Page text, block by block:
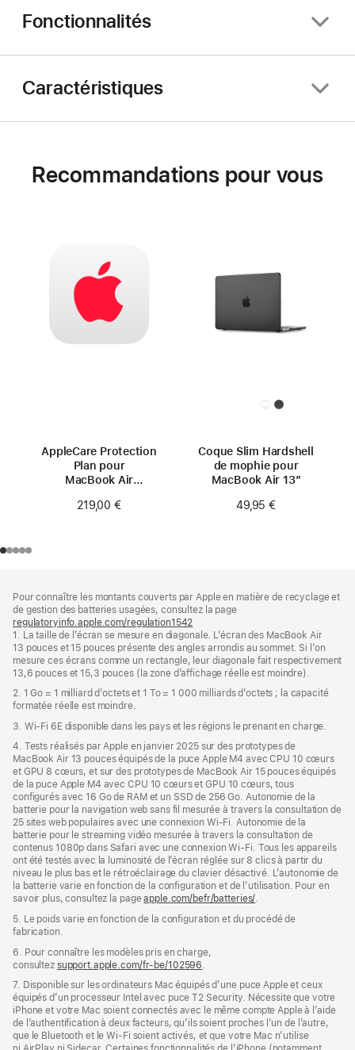
Fonctionnalités
Caractéristiques
Recommandations pour vous
AppleCare Protection
Plan pour
MacBook Air
219,00 €
Coque Slim Hardshell
de mophie pour
MacBook Air 13″
49,95 €
de
page
de
bas
de
page
Pour connaître les montants couverts par Apple en matière de recyclage et
de gestion des batteries usagées, consultez la page
regulatoryinfo.apple.com/regulation1542
dans
une
nouvelle
fenêtre)
1. La taille de l’écran se mesure en diagonale. L’écran des MacBook Air
13 pouces et 15 pouces présente des angles arrondis au sommet. Si l’on
mesure ces écrans comme un rectangle, leur diagonale fait respectivement
13,6 pouces et 15,3 pouces (la zone d’affichage réelle est moindre).
2. 1 Go = 1 milliard d’octets et 1 To = 1 000 milliards d’octets ; la capacité
formatée réelle est moindre.
3. Wi-Fi 6E disponible dans les pays et les régions le prenant en charge.
4. Tests réalisés par Apple en janvier 2025 sur des prototypes de
MacBook Air 13 pouces équipés de la puce Apple M4 avec CPU 10 cœurs
et GPU 8 cœurs, et sur des prototypes de MacBook Air 15 pouces équipés
de la puce Apple M4 avec CPU 10 cœurs et GPU 10 cœurs, tous
configurés avec 16 Go de RAM et un SSD de 256 Go. Autonomie de la
batterie pour la navigation web sans fil mesurée à travers la consultation de
25 sites web populaires avec une connexion Wi-Fi. Autonomie de la
batterie pour le streaming vidéo mesurée à travers la consultation de
contenus 1080p dans Safari avec une connexion Wi-Fi. Tous les appareils
ont été testés avec la luminosité de l’écran réglée sur 8 clics à partir du
niveau le plus bas et le rétroéclairage du clavier désactivé. L’autonomie de
la batterie varie en fonction de la configuration et de l’utilisation. Pour en
savoir plus, consultez la pageapple.com/befr/batteries/.
5. Le poids varie en fonction de la configuration et du procédé de
fabrication.
6. Pour connaître les modèles pris en charge,
consultez support.apple.com/fr-be/102596
7. Disponible sur les ordinateurs Mac équipés d’une puce Apple et ceux
équipés d’un processeur Intel avec puce T2 Security. Nécessite que votre
iPhone et votre Mac soient connectés avec le même compte Apple à l’aide
de l’authentification à deux facteurs, qu’ils soient proches l’un de l’autre,
que le Bluetooth et le Wi-Fi soient activés, et que votre Mac n’utilise